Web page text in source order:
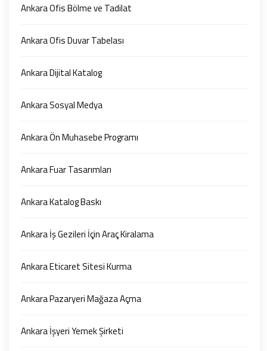
Ankara Ofis Bölme ve Tadilat
Ankara Ofis Duvar Tabelası
Ankara Dijital Katalog
Ankara Sosyal Medya
Ankara Ön Muhasebe Programı
Ankara Fuar Tasarımları
Ankara Katalog Baskı
Ankara İş Gezileri İçin Araç Kiralama
Ankara Eticaret Sitesi Kurma
Ankara Pazaryeri Mağaza Açma
Ankara İşyeri Yemek Şirketi